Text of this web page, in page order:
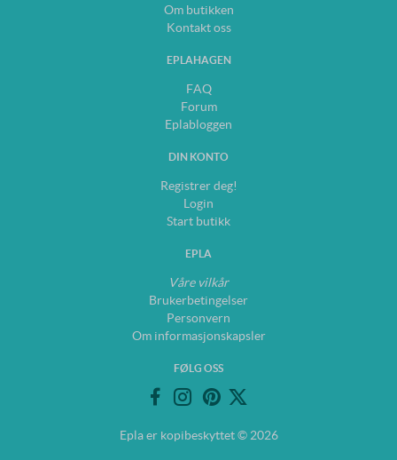
Om butikken
Kontakt oss
EPLAHAGEN
FAQ
Forum
Eplabloggen
DIN KONTO
Registrer deg!
Login
Start butikk
EPLA
Våre vilkår
Brukerbetingelser
Personvern
Om informasjonskapsler
FØLG OSS
Epla er kopibeskyttet © 2026